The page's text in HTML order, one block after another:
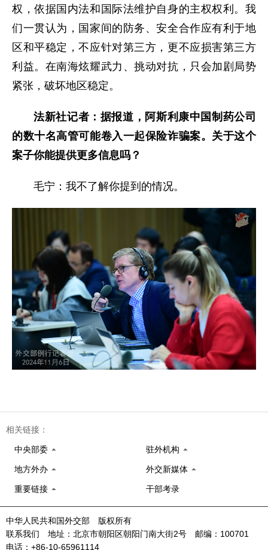
权，依据国内法和国际法维护自身的主权权利。我
们一贯认为，国家间的防务、安全合作应有利于地
区和平稳定，不应针对第三方，更不应损害第三方
利益。在南海炫耀武力、挑动对抗，只会加剧局势
紧张，破坏地区稳定。
法新社记者：据报道，阿斯利康中国制药公司
的数十名高管可能卷入一起保险诈骗案。关于这个
案子你能提供更多信息吗？
毛宁：我不了解你提到的情况。
相关链接：
中央部委 驻外机构
地方外办 外交新媒体
重要链接 干部考录
中华人民共和国外交部 版权所有
联系我们 地址：北京市朝阳区朝阳门南大街2号 邮编：100701
电话：+86-10-65961114